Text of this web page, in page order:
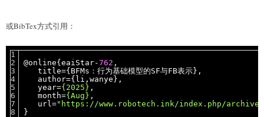
或BibTex方式引用：
@online{eaiStar-762 ,
title={BFMs：行为基础模型的SF与FB表示},
author={li,wanye},
year={2025} ,
month={Aug} ,
url="https://www.robotech.ink/index.php/
}